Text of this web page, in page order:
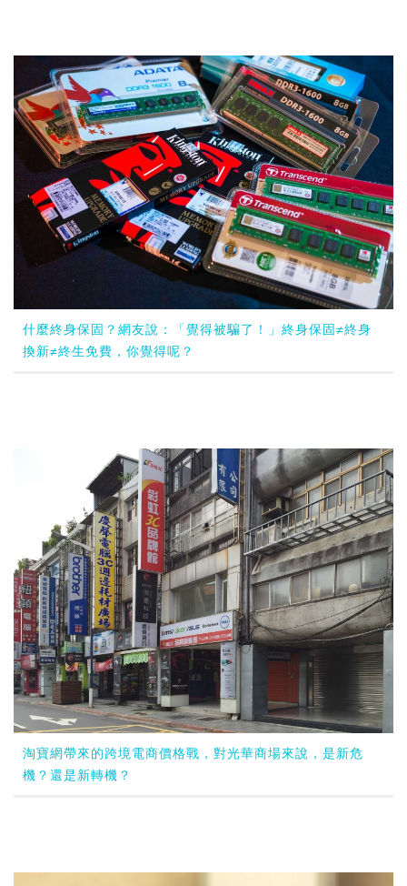
什麼終身保固？網友說：「覺得被騙了！」終身保固≠終身
換新≠終生免費，你覺得呢？
淘寶網帶來的跨境電商價格戰，對光華商場來說，是新危
機？還是新轉機？